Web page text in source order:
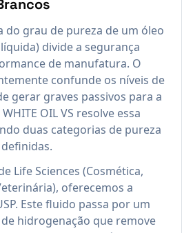
do grau de pureza de um óleo
divide a segurança
de manufatura. O
confunde os níveis de
gerar graves passivos para a
OIL VS resolve essa
duas categorias de pureza
Life Sciences (Cosmética,
oferecemos a
Este fluido passa por um
hidrogenação que remove